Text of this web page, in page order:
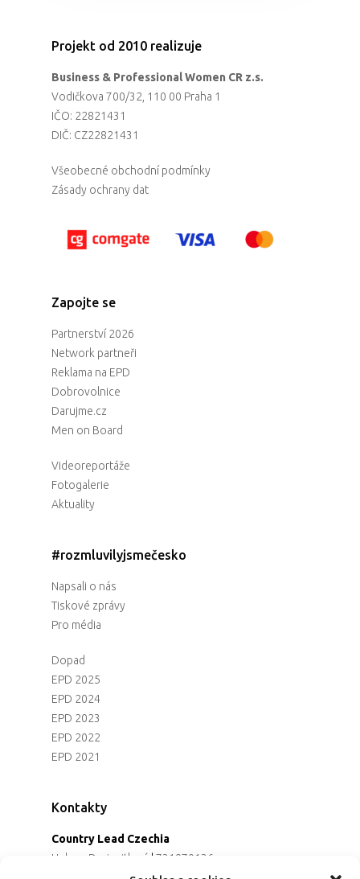
Projekt od 2010 realizuje
Business & Professional Women CR z.s.
Vodičkova 700/32, 110 00 Praha 1
IČO: 22821431
DIČ: CZ22821431
Všeobecné obchodní podmínky
Zásady ochrany dat
Zapojte se
Partnerství 2026
Network partneři
Reklama na EPD
Dobrovolnice
Darujme.cz
Men on Board
Videoreportáže
Fotogalerie
Aktuality
#rozmluvilyjsmečesko
Napsali o nás
Tiskové zprávy
Pro média
Dopad
EPD 2025
EPD 2024
EPD 2023
EPD 2022
EPD 2021
Kontakty
Country Lead Czechia
Helena Dreiseitlová | 731970136